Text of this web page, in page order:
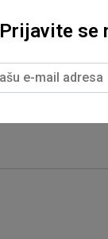
Prijavite se